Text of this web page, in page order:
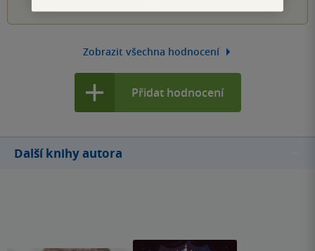
Zobrazit všechna hodnocení
Přidat hodnocení
Další knihy autora